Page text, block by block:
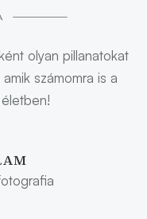
olyan pillanatokat
számomra is a